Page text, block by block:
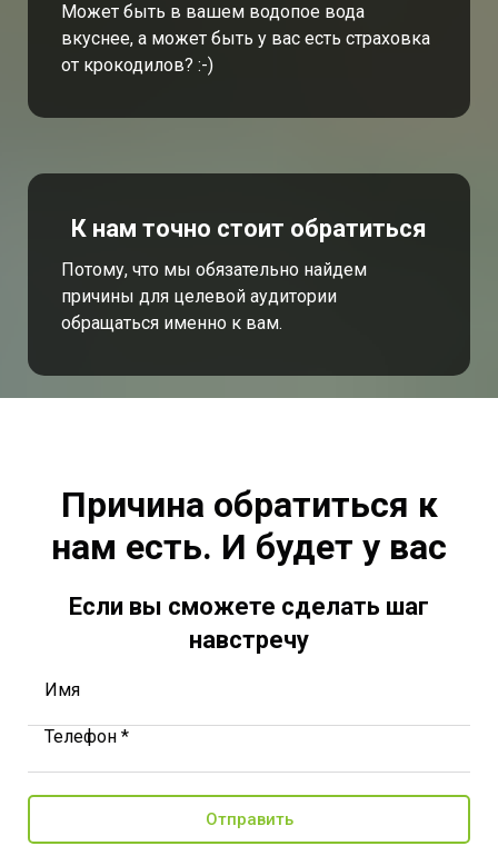
Может быть в вашем водопое вода
вкуснее, а может быть у вас есть страховка
от крокодилов? :-)
К нам точно стоит обратиться
Потому, что мы обязательно найдем
причины для целевой аудитории
обращаться именно к вам.
Причина обратиться к
нам есть. И будет у вас
Если вы сможете сделать шаг
навстречу
Имя
Телефон *
Отправить